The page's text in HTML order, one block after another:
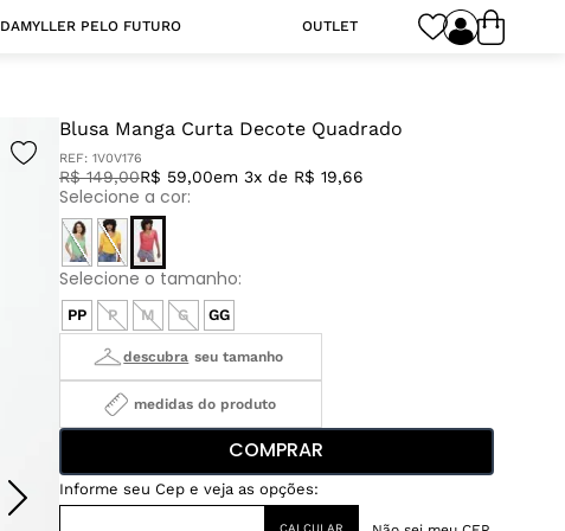
DAMYLLER PELO FUTURO OUTLET
Blusa Manga Curta Decote Quadrado
REF: 1V0V176
R$ 149,00R$ 59,00em 3x de R$ 19,66
PP P M G GG
medidas do produto
COMPRAR